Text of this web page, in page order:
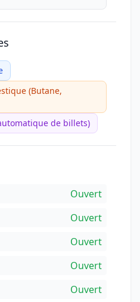
(Butane,
de billets)
Ouvert
Ouvert
Ouvert
Ouvert
Ouvert